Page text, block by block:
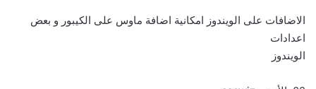
الاضافات على الويندوز امكانية اضافة ماوس على الكيبور و بعض
اعدادات
الويندوز